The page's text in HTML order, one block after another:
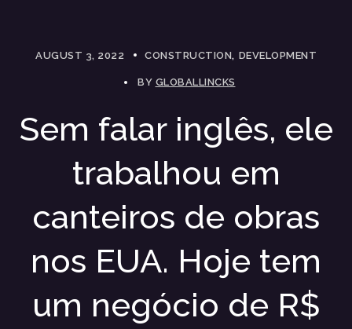
AUGUST 3, 2022 CONSTRUCTION DEVELOPMENT
BY GLOBALLINCKS
Sem falar inglês, ele
trabalhou em
canteiros de obras
nos EUA. Hoje tem
um negócio de R$